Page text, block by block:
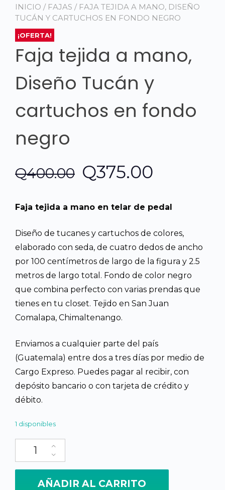
INICIO / FAJAS / FAJA TEJIDA A MANO, DISEÑO
TUCÁN Y CARTUCHOS EN FONDO NEGRO
¡OFERTA!
Faja tejida a mano,
Diseño Tucán y
cartuchos en fondo
negro
Q400.00 El
original
era:
Q400.00.
Q375.00
actual
es:
Faja tejida a mano en telar de pedal
Diseño de tucanes y cartuchos de colores,
elaborado con seda, de cuatro dedos de ancho
por 100 centímetros de largo de la figura y 2.5
metros de largo total. Fondo de color negro
que combina perfecto con varias prendas que
tienes en tu closet. Tejido en San Juan
Comalapa, Chimaltenango.
Enviamos a cualquier parte del país
(Guatemala) entre dos a tres días por medio de
Cargo Expreso. Puedes pagar al recibir, con
depósito bancario o con tarjeta de crédito y
débito.
1 disponibles
AÑADIR AL CARRITO